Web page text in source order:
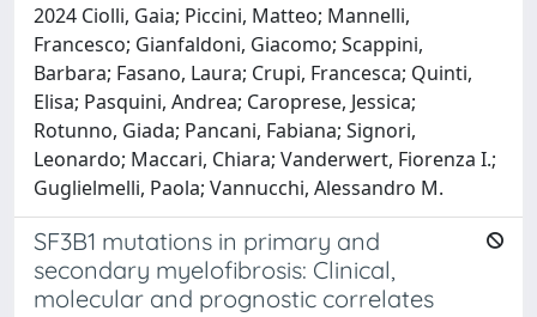
2024 Ciolli, Gaia; Piccini, Matteo; Mannelli,
Francesco; Gianfaldoni, Giacomo; Scappini,
Barbara; Fasano, Laura; Crupi, Francesca; Quinti,
Elisa; Pasquini, Andrea; Caroprese, Jessica;
Rotunno, Giada; Pancani, Fabiana; Signori,
Leonardo; Maccari, Chiara; Vanderwert, Fiorenza I.;
Guglielmelli, Paola; Vannucchi, Alessandro M.
SF3B1 mutations in primary and
secondary myelofibrosis: Clinical,
molecular and prognostic correlates